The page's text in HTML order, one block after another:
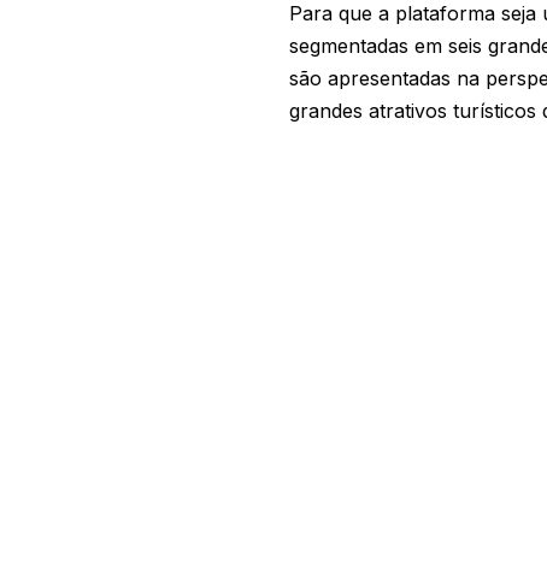
Para que a plataforma
segmentadas em seis
são apresentadas na
grandes atrativos turísticos